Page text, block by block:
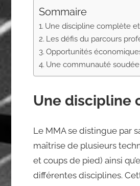
Sommaire
Une discipline complète
Les défis du parcours
Opportunités
Une communauté soudée
Une discipline
Le MMA se distingue par
maîtrise de plusieurs
et coups de pied) ainsi
différentes disciplines.